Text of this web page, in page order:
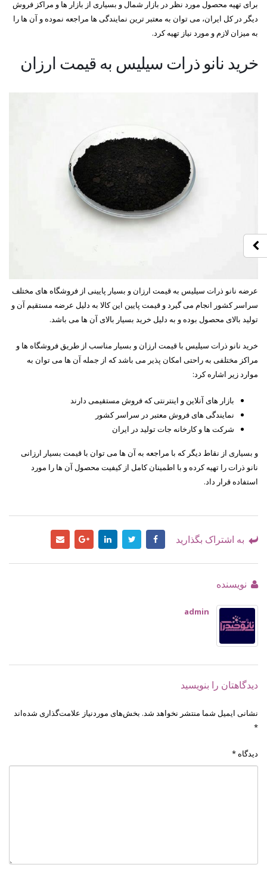
برای تهیه محصول مورد نظر در بازار شمال و بسیاری از بازار ها و مراکز فروش
دیگر در کل ایران، می توان به معتبر ترین نمایندگی ها مراجعه نموده و آن ها را
به میزان لازم و مورد نیاز تهیه کرد.
خرید نانو ذرات سیلیس به قیمت ارزان
عرضه نانو ذرات سیلیس به قیمت ارزان و بسیار پایینی از فروشگاه های مختلف
سراسر کشور انجام می گیرد و قیمت پایین این کالا به دلیل عرضه مستقیم آن و
تولید بالای محصول بوده و به دلیل خرید بسیار بالای آن ها می باشد.
خرید نانو ذرات سیلیس با قیمت ارزان و بسیار مناسب از طریق فروشگاه ها و
مراکز مختلفی به راحتی امکان پذیر می باشد که از جمله آن ها می توان به
موارد زیر اشاره کرد:
بازار های آنلاین و اینترنتی که فروش مستقیمی دارند
نمایندگی های فروش معتبر در سراسر کشور
شرکت ها و کارخانه جات تولید در ایران
و بسیاری از نقاط دیگر که با مراجعه به آن ها می توان با قیمت بسیار ارزانی
نانو ذرات را تهیه کرده و با اطمینان کامل از کیفیت محصول آن ها را مورد
استفاده قرار داد.
به اشتراک بگذارید
نویسنده
admin
دیدگاهتان را بنویسید
نشانی ایمیل شما منتشر نخواهد شد. بخش‌های موردنیاز علامت‌گذاری شده‌اند
*
دیدگاه *